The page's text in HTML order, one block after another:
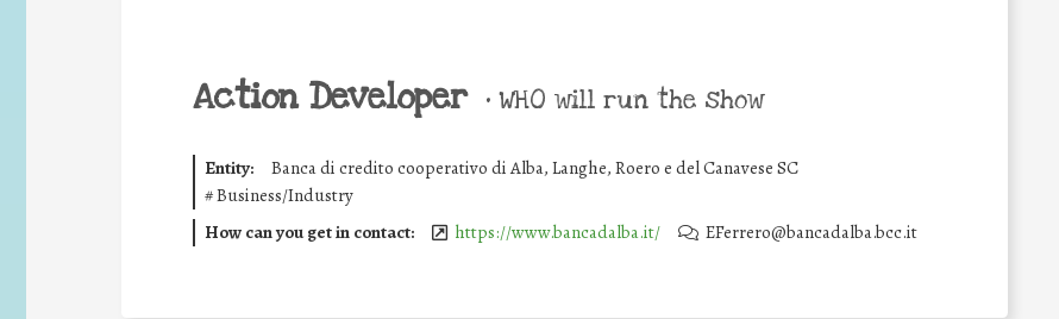
Action Developer • WHO will run the show
Entity:
Banca di credito cooperativo di Alba, Langhe, Roero e del Canavese SC
#Business/Industry
How can you get in contact:
https://www.bancadalba.it/ EFerrero@bancadalba.bcc.it